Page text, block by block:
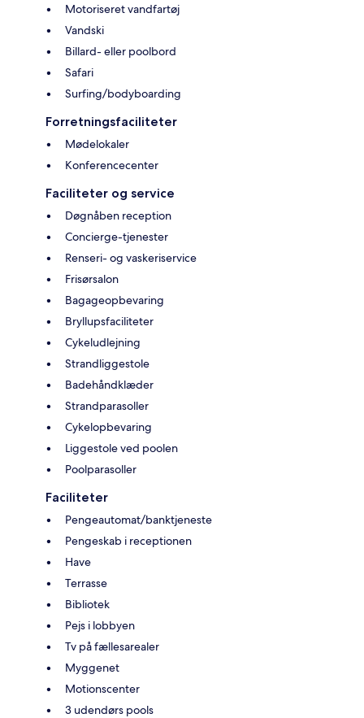
Motoriseret vandfartøj
Vandski
Billard- eller poolbord
Safari
Surfing/bodyboarding
Forretningsfaciliteter
Mødelokaler
Konferencecenter
Faciliteter og service
Døgnåben reception
Concierge-tjenester
Renseri- og vaskeriservice
Frisørsalon
Bagageopbevaring
Bryllupsfaciliteter
Cykeludlejning
Strandliggestole
Badehåndklæder
Strandparasoller
Cykelopbevaring
Liggestole ved poolen
Poolparasoller
Faciliteter
Pengeautomat/banktjeneste
Pengeskab i receptionen
Have
Terrasse
Bibliotek
Pejs i lobbyen
Tv på fællesarealer
Myggenet
Motionscenter
3 udendørs pools